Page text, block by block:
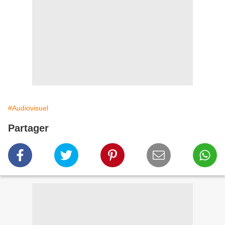
#Audiovisuel
Partager